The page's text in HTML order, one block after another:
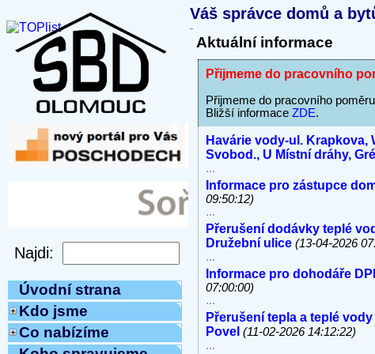
Úvodní strana
Kdo jsme
Co nabízíme
Váš správce domů a
Aktuální informace
Přijmeme do pracovního
Přijmeme do pracovního
Bližší informace ZDE.
Havárie vody-ul. Krapkova,
Svobod., U Místní dráhy,
...
Informace pro zástupce
09:50:12)
...
Přerušení dodávky teplé
Družební ulice (13-04-2026
...
Informace pro dohodáře
07:00:00)
...
Přerušení tepla a teplé
Povel (11-02-2026 14:12:22)
...